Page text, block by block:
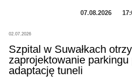
07.08.2026
02.07.2026
Szpital w Suwałkach
zaprojektowanie parkingu
adaptację tuneli